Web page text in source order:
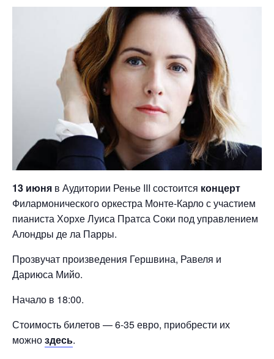
13 июня в Аудитории Ренье III состоится концерт
Филармонического оркестра Монте-Карло с участием
пианиста Хорхе Луиса Пратса Соки под управлением
Алондры де ла Парры.
Прозвучат произведения Гершвина, Равеля и
Дариюса Мийо.
Начало в 18:00.
Стоимость билетов — 6-35 евро, приобрести их
можноздесь.